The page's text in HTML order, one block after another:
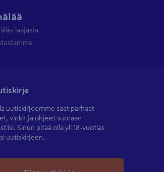
laajasta
uutiskirjeemme saat parhaat
vinkit ja ohjeet suoraan
Sinun pitää olla yli 18-vuotias
uutiskirjeen.